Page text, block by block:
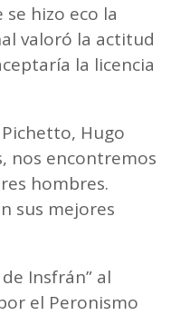
hizo eco la
valoró la actitud
la licencia
Hugo
nos encontremos
hombres.
sus mejores
Insfrán” al
el Peronismo